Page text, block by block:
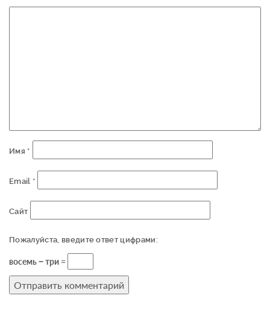
Имя *
Email *
Сайт
Пожалуйста, введите ответ цифрами:
восемь − три =